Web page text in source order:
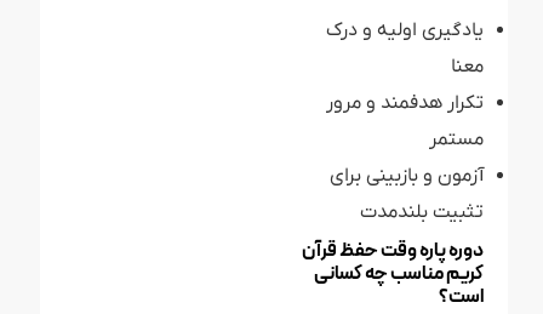
یادگیری اولیه و درک
معنا
تکرار هدفمند و مرور
مستمر
آزمون و بازبینی برای
تثبیت بلندمدت
دوره پاره وقت حفظ قرآن
کریم مناسب چه کسانی
است؟